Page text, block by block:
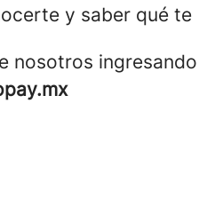
y saber qué te
nosotros ingresando